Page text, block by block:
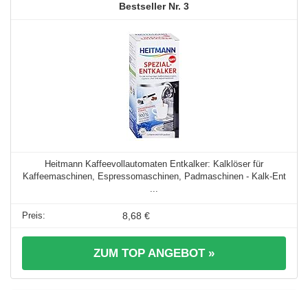
3
Heitmann Kaffeevollautomaten Entkalker: Kalklöser für
Kaffeemaschinen, Espressomaschinen, Padmaschinen - Kalk-Ent
...
8,68 €
ZUM TOP ANGEBOT »